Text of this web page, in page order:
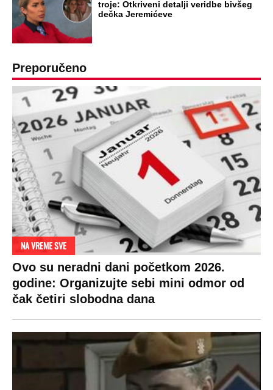
RAJ!
Žene u Srbiji su poludele za njima,
ogledaju se, bacaju pare: Ovde bunde
koštaju 100 evra, a neke i 2.000 dinara!